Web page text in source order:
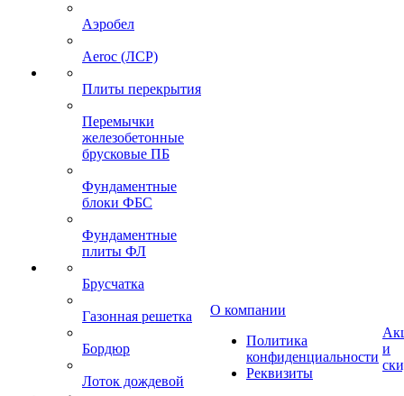
Аэробел
Aeroc (ЛСР)
Плиты перекрытия
Перемычки
железобетонные
брусковые ПБ
Фундаментные
блоки ФБС
Фундаментные
плиты ФЛ
Брусчатка
Газонная решетка
Бордюр
Лоток дождевой
О компании
Политика
конфиденциальности
Реквизиты
и